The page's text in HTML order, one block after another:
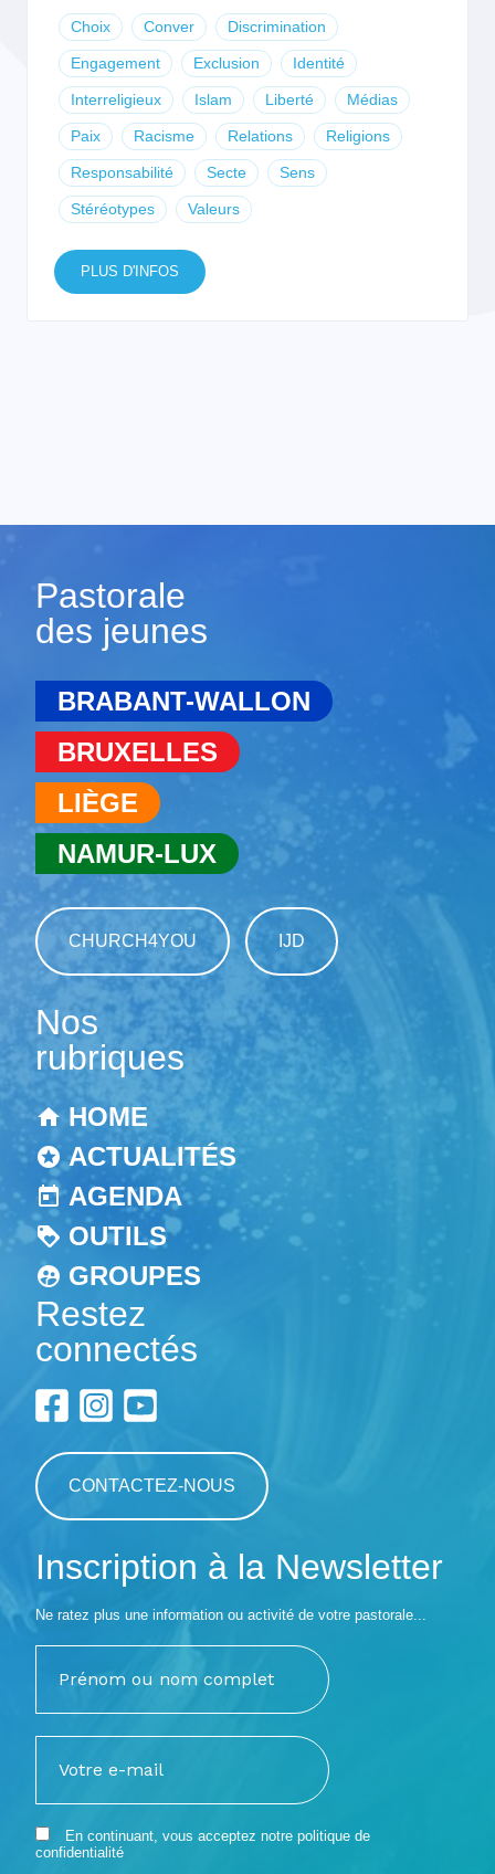
Choix Conver Discrimination
Engagement Exclusion Identité
Interreligieux Islam Liberté Médias
Paix Racisme Relations Religions
Responsabilité Secte Sens
Stéréotypes Valeurs
PLUS D'INFOS
Pastorale
des jeunes
BRABANT-WALLON
BRUXELLES
LIÈGE
NAMUR-LUX
CHURCH4YOU IJD
Nos
rubriques
HOME
ACTUALITÉS
AGENDA
OUTILS
GROUPES
Restez
connectés
CONTACTEZ-NOUS
Inscription à la Newsletter
Ne ratez plus une information ou activité de votre pastorale...
En continuant, vous acceptez notre politique de
confidentialité